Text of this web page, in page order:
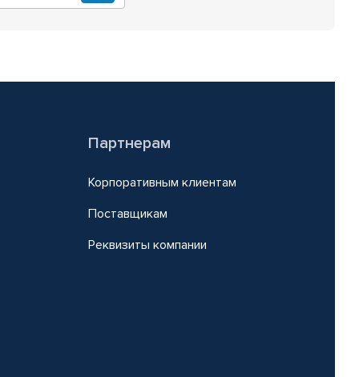
Партнерам
Корпоративным клиентам
Поставщикам
Реквизиты компании